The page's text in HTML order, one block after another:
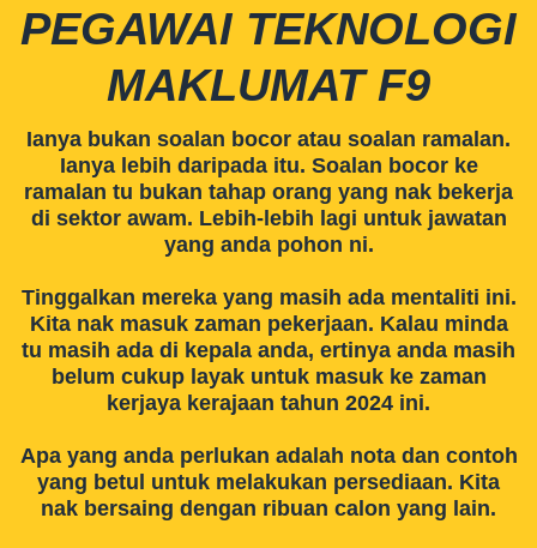
PEGAWAI TEKNOLOGI
MAKLUMAT F9
Ianya bukan soalan bocor atau soalan ramalan.
Ianya lebih daripada itu. Soalan bocor ke
ramalan tu bukan tahap orang yang nak bekerja
di sektor awam. Lebih-lebih lagi untuk jawatan
yang anda pohon ni.
Tinggalkan mereka yang masih ada mentaliti ini.
Kita nak masuk zaman pekerjaan. Kalau minda
tu masih ada di kepala anda, ertinya anda masih
belum cukup layak untuk masuk ke zaman
kerjaya kerajaan tahun 2024 ini.
Apa yang anda perlukan adalah nota dan contoh
yang betul untuk melakukan persediaan. Kita
nak bersaing dengan ribuan calon yang lain.